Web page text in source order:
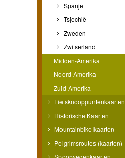
Spanje
Tsjechië
Zweden
Zwitserland
Midden-Amerika
Noord-Amerika
Zuid-Amerika
Fietsknooppuntenkaarten
Historische Kaarten
Mountainbike kaarten
Pelgrimsroutes (kaarten)